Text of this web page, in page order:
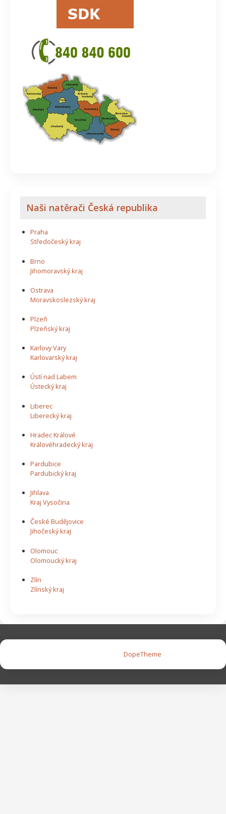
Naši natěrači Česká republika
Praha
Středočeský kraj
Brno
Jihomoravský kraj
Ostrava
Moravskoslezský kraj
Plzeň
Plzeňský kraj
Karlovy Vary
Karlovarský kraj
Ústí nad Labem
Ústecký kraj
Liberec
Liberecký kraj
Hradec Králové
Královéhradecký kraj
Pardubice
Pardubický kraj
Jihlava
Kraj Vysočina
České Budějovice
Jihočeský kraj
Olomouc
Olomoucký kraj
Zlín
Zlínský kraj
DopeTheme